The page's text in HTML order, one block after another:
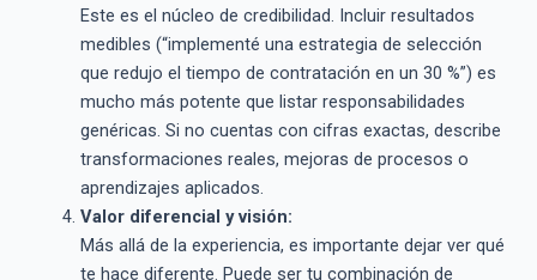
Este es el núcleo de credibilidad. Incluir resultados
medibles (“implementé una estrategia de selección
que redujo el tiempo de contratación en un 30 %”) es
mucho más potente que listar responsabilidades
genéricas. Si no cuentas con cifras exactas, describe
transformaciones reales, mejoras de procesos o
aprendizajes aplicados.
Valor diferencial y visión:
Más allá de la experiencia, es importante dejar ver qué
te hace diferente. Puede ser tu combinación de